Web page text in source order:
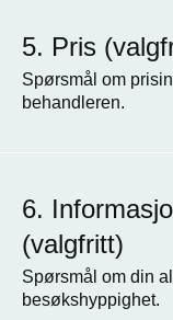
Pris
Spørsmål om
behandleren.
(valgfritt)
Spørsmål om din
besøkshyppighet.